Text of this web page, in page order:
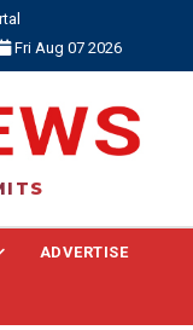
Fri Aug 07 2026
ADVERTISE